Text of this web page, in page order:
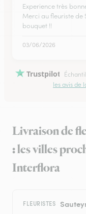
Experience très
Merci au fleuriste de
bouquet !!
03/06/2026
Trustpilot
les avis de
Livraison de
: les villes
Interflora
FLEURISTES